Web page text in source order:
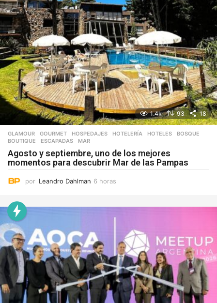
1.4k 93 18
GLAMOUR ,GOURMET ,HOSPEDAJES ,HOTELERÍA ,HOTELES BOSQUE
BOUTIQUE
,ESCAPADAS ,MAR
Agosto y septiembre, uno de los mejores
momentos para descubrir Mar de las Pampas
por Leandro Dahlman 6 horas
r